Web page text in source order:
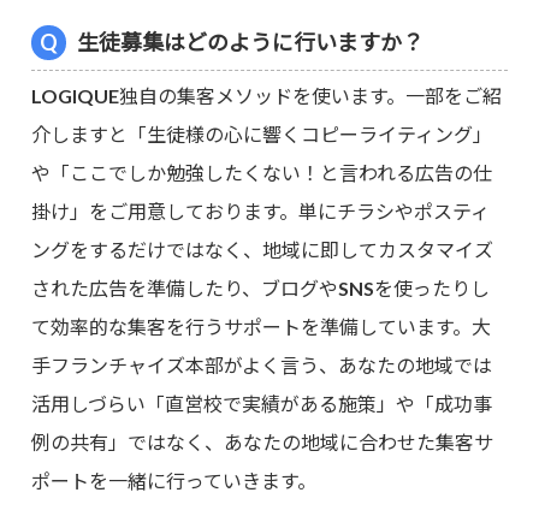
生徒募集はどのように行いますか？
LOGIQUE独自の集客メソッドを使います。一部をご紹
介しますと「生徒様の心に響くコピーライティング」
や「ここでしか勉強したくない！と言われる広告の仕
掛け」をご用意しております。単にチラシやポスティ
ングをするだけではなく、地域に即してカスタマイズ
された広告を準備したり、ブログやSNSを使ったりし
て効率的な集客を行うサポートを準備しています。大
手フランチャイズ本部がよく言う、あなたの地域では
活用しづらい「直営校で実績がある施策」や「成功事
例の共有」ではなく、あなたの地域に合わせた集客サ
ポートを一緒に行っていきます。